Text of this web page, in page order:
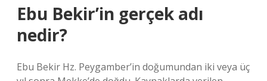
Ebu Bekir’in gerçek adı
nedir?
Ebu Bekir Hz. Peygamber’in doğumundan iki veya üç